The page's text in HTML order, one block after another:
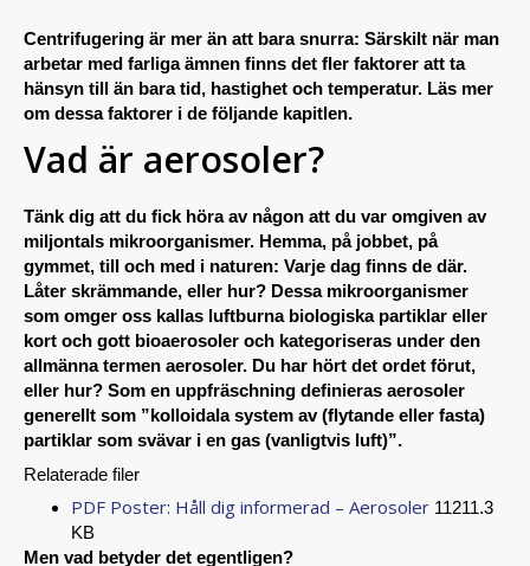
Centrifugering är mer än att bara snurra: Särskilt när man
arbetar med farliga ämnen finns det fler faktorer att ta
hänsyn till än bara tid, hastighet och temperatur. Läs mer
om dessa faktorer i de följande kapitlen.
Vad är aerosoler?
Tänk dig att du fick höra av någon att du var omgiven av
miljontals mikroorganismer. Hemma, på jobbet, på
gymmet, till och med i naturen: Varje dag finns de där.
Låter skrämmande, eller hur? Dessa mikroorganismer
som omger oss kallas luftburna biologiska partiklar eller
kort och gott bioaerosoler och kategoriseras under den
allmänna termen aerosoler. Du har hört det ordet förut,
eller hur? Som en uppfräschning definieras aerosoler
generellt som ”kolloidala system av (flytande eller fasta)
partiklar som svävar i en gas (vanligtvis luft)”.
Relaterade filer
PDF Poster: Håll dig informerad – Aerosoler 11211.3
KB
Men vad betyder det egentligen?